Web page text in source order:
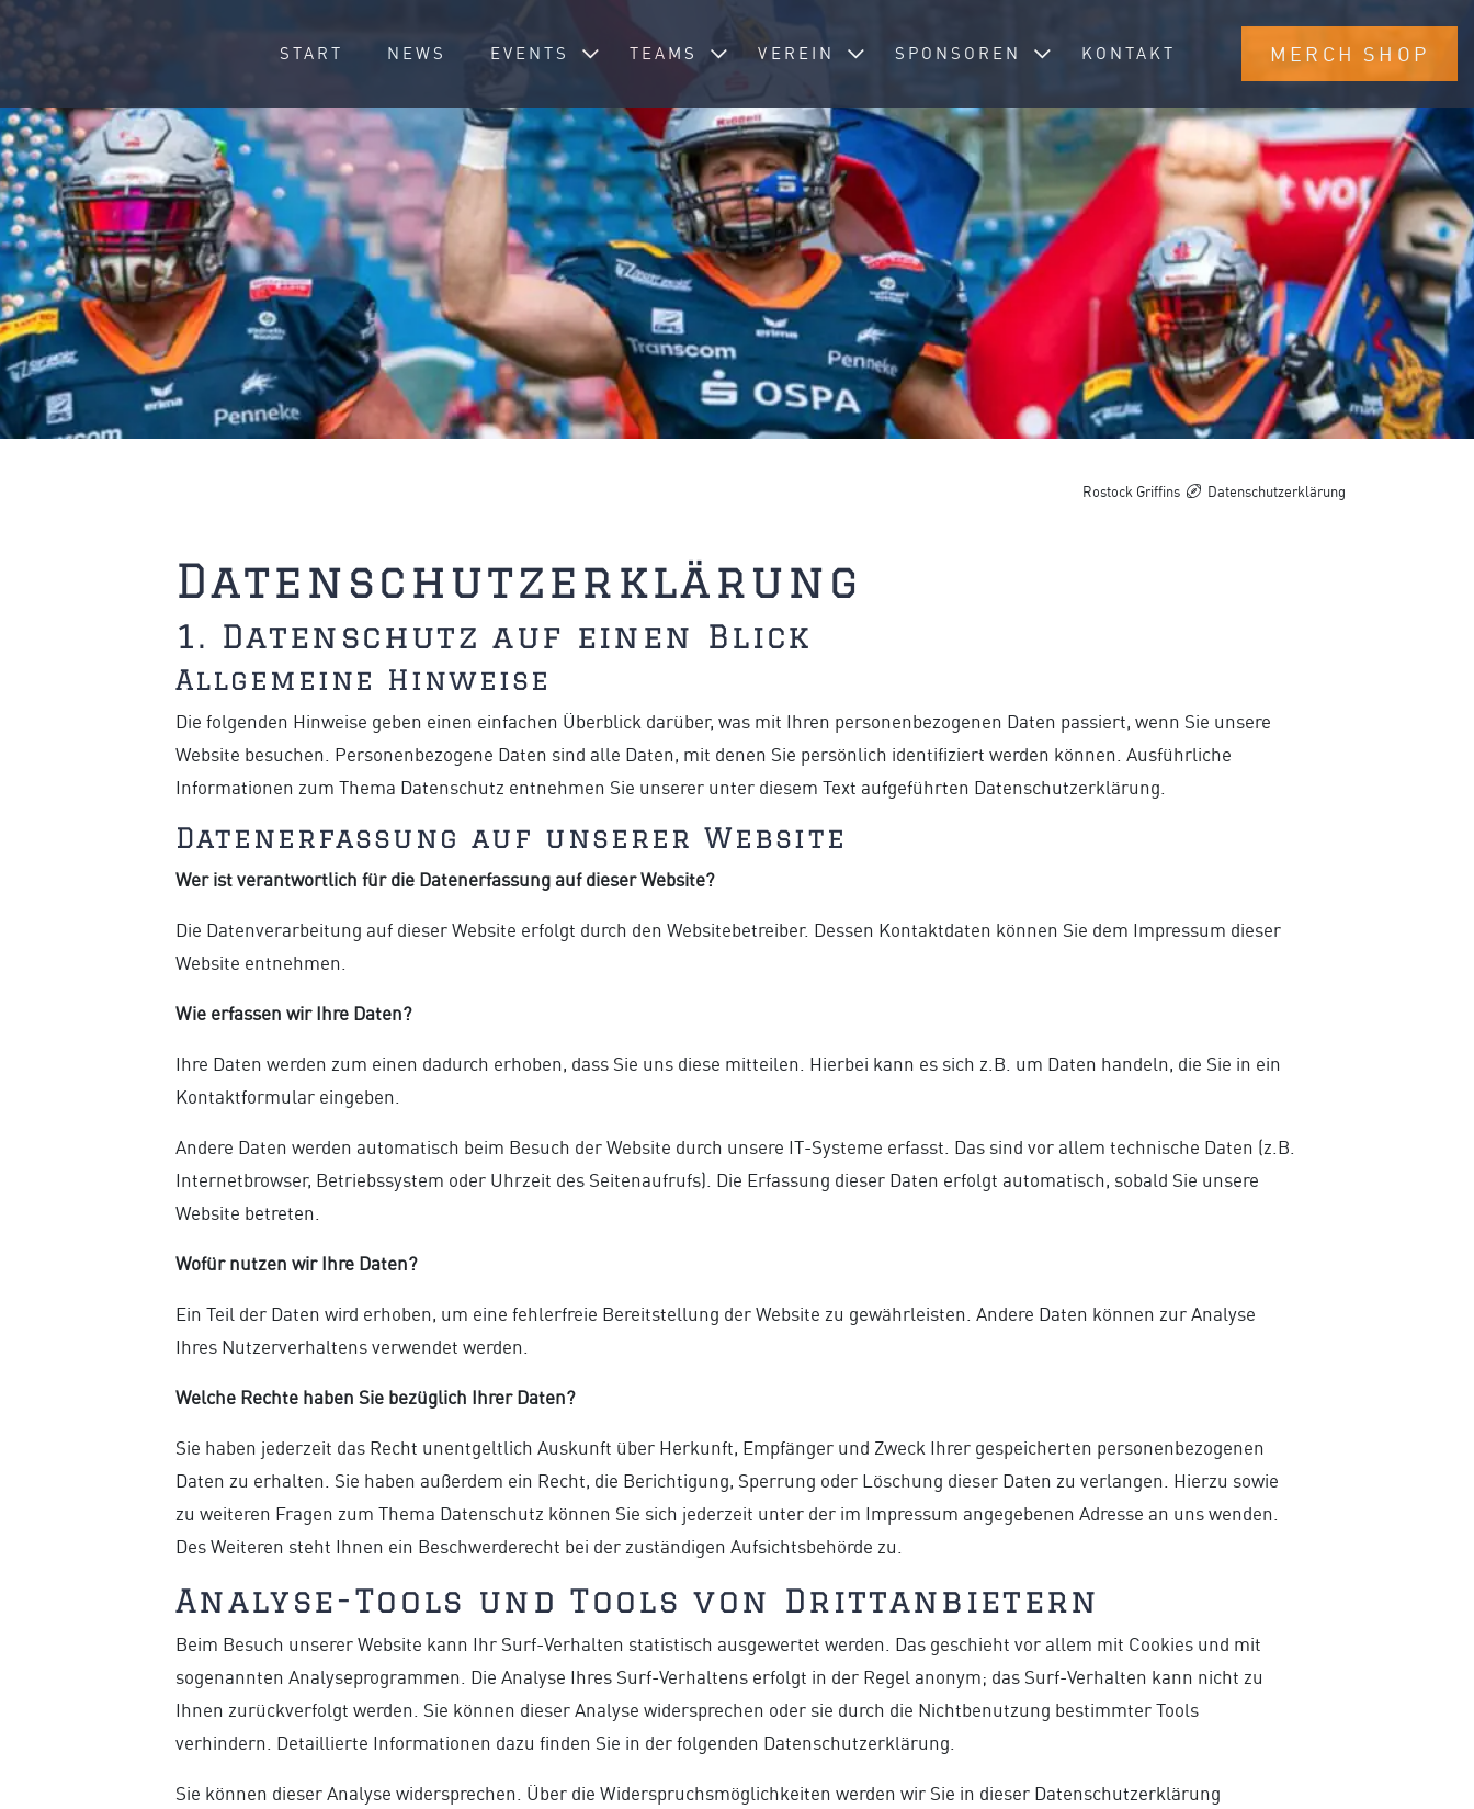
START NEWS EVENTS Toggle Dropdown
TEAMS Toggle Dropdown
VEREIN Toggle Dropdown
SPONSOREN Toggle Dropdown
KONTAKT MERCH SHOP
Rostock Griffins Datenschutzerklärung
Datenschutzerklärung
1. Datenschutz auf einen Blick
Allgemeine Hinweise
Die folgenden Hinweise geben einen einfachen Überblick darüber, was mit Ihren personenbezogenen Daten passiert, wenn Sie unsere
Website besuchen. Personenbezogene Daten sind alle Daten, mit denen Sie persönlich identifiziert werden können. Ausführliche
Informationen zum Thema Datenschutz entnehmen Sie unserer unter diesem Text aufgeführten Datenschutzerklärung.
Datenerfassung auf unserer Website
Wer ist verantwortlich für die Datenerfassung auf dieser Website?
Die Datenverarbeitung auf dieser Website erfolgt durch den Websitebetreiber. Dessen Kontaktdaten können Sie dem Impressum dieser
Website entnehmen.
Wie erfassen wir Ihre Daten?
Ihre Daten werden zum einen dadurch erhoben, dass Sie uns diese mitteilen. Hierbei kann es sich z.B. um Daten handeln, die Sie in ein
Kontaktformular eingeben.
Andere Daten werden automatisch beim Besuch der Website durch unsere IT-Systeme erfasst. Das sind vor allem technische Daten (z.B.
Internetbrowser, Betriebssystem oder Uhrzeit des Seitenaufrufs). Die Erfassung dieser Daten erfolgt automatisch, sobald Sie unsere
Website betreten.
Wofür nutzen wir Ihre Daten?
Ein Teil der Daten wird erhoben, um eine fehlerfreie Bereitstellung der Website zu gewährleisten. Andere Daten können zur Analyse
Ihres Nutzerverhaltens verwendet werden.
Welche Rechte haben Sie bezüglich Ihrer Daten?
Sie haben jederzeit das Recht unentgeltlich Auskunft über Herkunft, Empfänger und Zweck Ihrer gespeicherten personenbezogenen
Daten zu erhalten. Sie haben außerdem ein Recht, die Berichtigung, Sperrung oder Löschung dieser Daten zu verlangen. Hierzu sowie
zu weiteren Fragen zum Thema Datenschutz können Sie sich jederzeit unter der im Impressum angegebenen Adresse an uns wenden.
Des Weiteren steht Ihnen ein Beschwerderecht bei der zuständigen Aufsichtsbehörde zu.
Analyse-Tools und Tools von Drittanbietern
Beim Besuch unserer Website kann Ihr Surf-Verhalten statistisch ausgewertet werden. Das geschieht vor allem mit Cookies und mit
sogenannten Analyseprogrammen. Die Analyse Ihres Surf-Verhaltens erfolgt in der Regel anonym; das Surf-Verhalten kann nicht zu
Ihnen zurückverfolgt werden. Sie können dieser Analyse widersprechen oder sie durch die Nichtbenutzung bestimmter Tools
verhindern. Detaillierte Informationen dazu finden Sie in der folgenden Datenschutzerklärung.
Sie können dieser Analyse widersprechen. Über die Widerspruchsmöglichkeiten werden wir Sie in dieser Datenschutzerklärung